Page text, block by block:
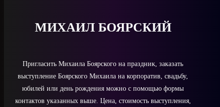
МИХАИЛ БОЯРСКИЙ
Пригласить Михаила Боярского на праздник, заказать
выступление Боярского Михаила на корпоратив, свадьбу,
юбилей или день рождения можно с помощью формы
контактов указанных выше. Цена, стоимость выступления,